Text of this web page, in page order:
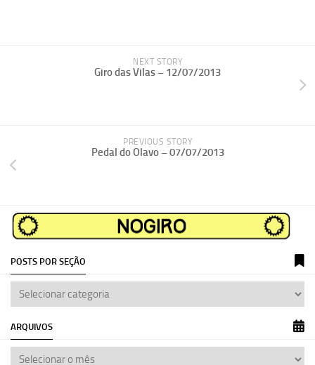
NEXT STORY
Giro das Vilas – 12/07/2013
PREVIOUS STORY
Pedal do Olavo – 07/07/2013
POSTS POR SEÇÃO
ARQUIVOS